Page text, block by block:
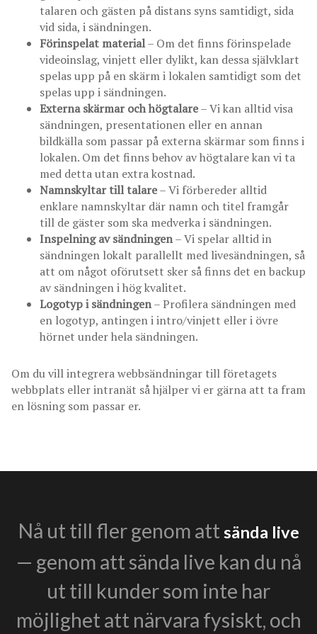
talaren och gästen på distans syns samtidigt, sida
vid sida, i sändningen.
Förinspelat material– Om det finns förinspelade
videoinslag, vinjett eller dylikt, kan dessa självklart
spelas upp på en skärm i lokalen samtidigt som det
spelas upp i sändningen.
Externa skärmar och högtalare– Vi kan alltid visa
sändningen, presentationen eller en annan
bildkälla som passar på externa skärmar som finns i
lokalen. Om det finns behov av högtalare kan vi ta
med detta utan extra kostnad.
Namnskyltar till talare– Vi förbereder alltid
enklare namnskyltar där namn och titel framgår
till de gäster som ska medverka i sändningen.
Inspelning av sändningen– Vi spelar alltid in
sändningen lokalt parallellt med livesändningen, så
att om något oförutsett sker så finns det en backup
av sändningen i hög kvalitet.
Logotyp i sändningen– Profilera sändningen med
en logotyp, antingen i intro/vinjett eller i övre
hörnet under hela sändningen.
Om du vill integrera webbsändningar till företagets
webbplats eller intranät så hjälper vi er gärna att ta fram
en lösning som passar er.
Nå ut till fler genom att sända live
— genom att sända live kan du nå
ut till kunder som inte har
möjlighet att närvara fysiskt, och